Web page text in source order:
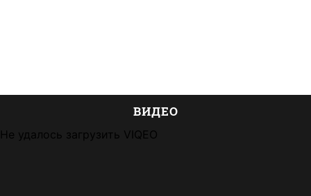
ВИДЕО
Не удалось загрузить VIQEO